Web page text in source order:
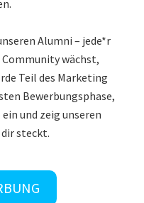
Alumni – jede*r
Community wächst,
Teil des Marketing
Bewerbungsphase,
und zeig unseren
steckt.